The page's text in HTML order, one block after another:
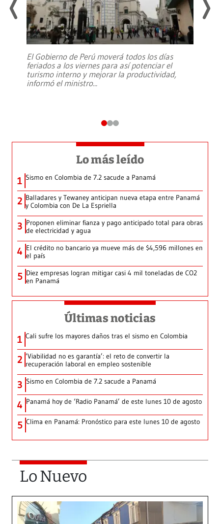
El Gobierno de Perú moverá todos los días
feriados a los viernes para así potenciar el
turismo interno y mejorar la productividad,
informó el ministro...
Lo más leído
1 Sismo en Colombia de 7.2 sacude a Panamá
2 Balladares y Tewaney anticipan nueva etapa entre Panamá
y Colombia con De La Espriella
3 Proponen eliminar fianza y pago anticipado total para obras
de electricidad y agua
4 El crédito no bancario ya mueve más de $4,596 millones en
el país
5 Diez empresas logran mitigar casi 4 mil toneladas de CO2
en Panamá
Últimas noticias
1 Cali sufre los mayores daños tras el sismo en Colombia
2 ‘Viabilidad no es garantía’: el reto de convertir la
recuperación laboral en empleo sostenible
3 Sismo en Colombia de 7.2 sacude a Panamá
4 Panamá hoy de ‘Radio Panamá’ de este lunes 10 de agosto
5 Clima en Panamá: Pronóstico para este lunes 10 de agosto
Lo Nuevo